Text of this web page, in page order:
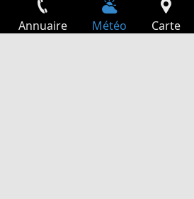
Annuaire Météo Carte